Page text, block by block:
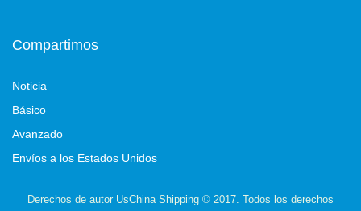
Compartimos
Noticia
Básico
Avanzado
Envíos a los Estados Unidos
Derechos de autor UsChina Shipping © 2017. Todos los derechos